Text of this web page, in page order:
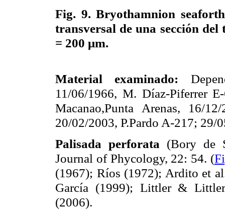
Fig. 9. Bryothamnion
transversal de una sección
= 200 μm.
Material examinado:
11/06/1966, M. Díaz-Piferrer
Macanao,Punta Arenas, 16/
20/02/2003, P.Pardo A-217; 29/
Palisada perforata (Bory de
Journal of Phycology, 22: 54. (
(1967); Ríos (1972); Ardito et
García (1999); Littler &
(2006).